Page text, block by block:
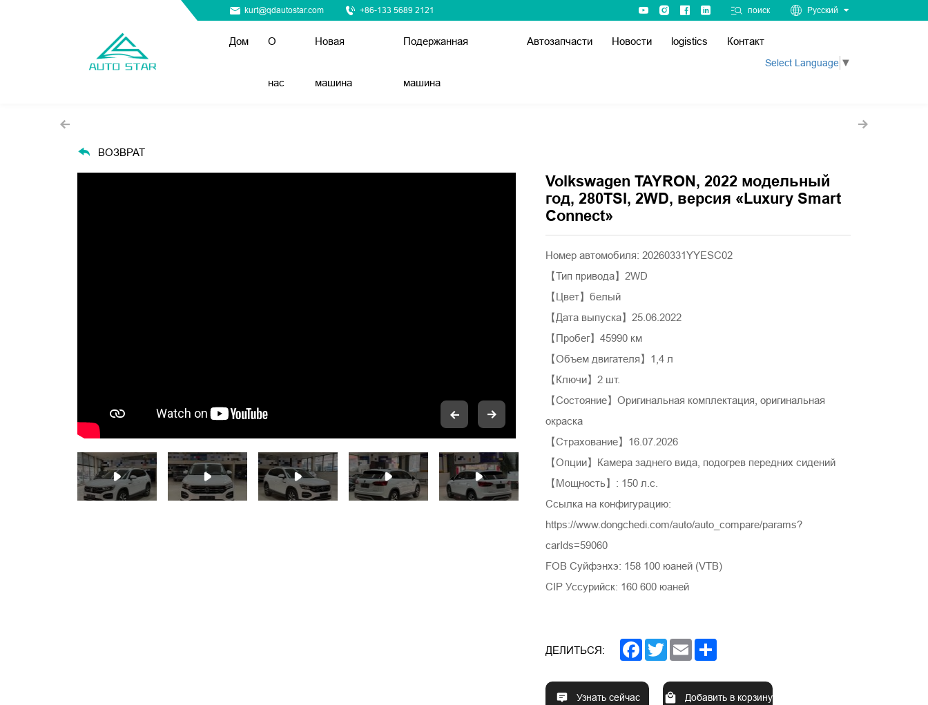
kurt@qdautostar.com +86-133 5689 2121 поиск Русский
Дом О
нас
Новая
машина
Подержанная
машина
Автозапчасти Новости logistics Контакт
Select Language ▼
ВОЗВРАТ
Volkswagen TAYRON, 2022 модельный
год, 280TSI, 2WD, версия «Luxury Smart
Connect»
Номер автомобиля: 20260331YYESC02
【Тип привода】2WD
【Цвет】белый
【Дата выпуска】25.06.2022
【Пробег】45990 км
【Объем двигателя】1,4 л
【Ключи】2 шт.
【Состояние】Оригинальная комплектация, оригинальная
окраска
【Страхование】16.07.2026
【Опции】Камера заднего вида, подогрев передних сидений
【Мощность】: 150 л.с.
Ссылка на конфигурацию:
https://www.dongchedi.com/auto/auto_compare/params?
carIds=59060
FOB Суйфэнхэ: 158 100 юаней (VTB)
CIP Уссурийск: 160 600 юаней
ДЕЛИТЬСЯ: Facebook
TwitterEmail
Узнать сейчас Добавить в корзину